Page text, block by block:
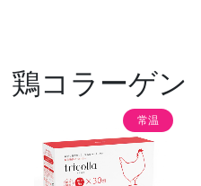
鶏コラーゲン
常温